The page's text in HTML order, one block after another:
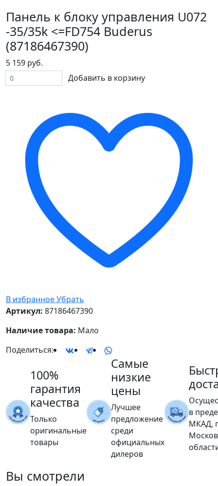
Панель к блоку управления U072
-35/35k <=FD754 Buderus
(87186467390)
5 159 руб.
Добавить в корзину
В избранноеУбрать
Артикул: 87186467390
Наличие товара: Мало
Поделиться:
100%
гарантия
качества
Только
оригинальные
товары
Самые
низкие
цены
Лучшее
предложение
среди
официальных
дилеров
в
МКАД,
Вы смотрели